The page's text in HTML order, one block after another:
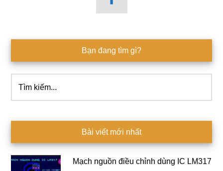
Bạn đang tìm gì?
kiếm...
Bài viết mới nhất
Mạch nguồn điều chỉnh dùng IC LM317